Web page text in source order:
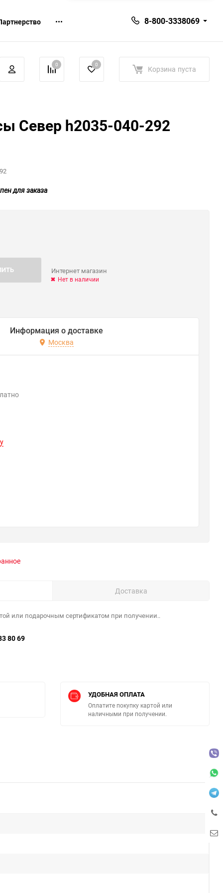
8-800-3338069
0 0 Корзина пуста
Север h2035-040-292
для заказа
Интернет магазин
Нет в наличии
Информация о доставке
Москва
Доставка
или подарочным сертификатом при получении..
80 69
УДОБНАЯ ОПЛАТА
Оплатите покупку картой или
наличными при получении.